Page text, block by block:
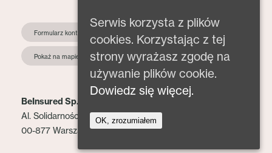
Formularz kontaktowy
Pokaż na mapie
BeInsured Sp. z o.o.
Al. Solidarności 153 lok. 2
00-877 Warszawa
Serwis korzysta z plików
cookies. Korzystając z tej
strony wyrażasz zgodę na
używanie plików cookie.
Dowiedz się więcej.
OK, zrozumiałem